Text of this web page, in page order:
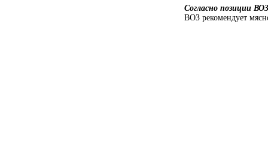
Согласно позиции
ВОЗ рекомендует